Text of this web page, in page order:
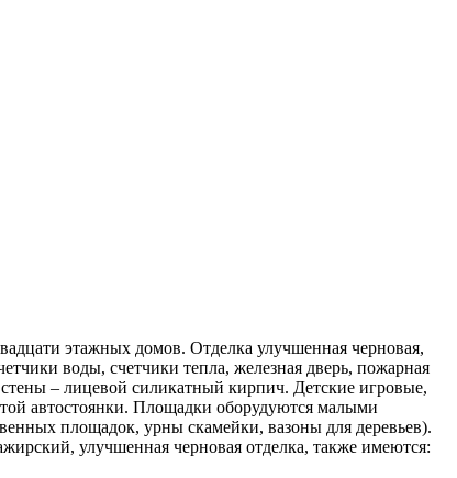
этажных домов. Отделка улучшенная черновая,
воды, счетчики тепла, железная дверь, пожарная
– лицевой силикатный кирпич. Детские игровые,
автостоянки. Площадки оборудуются малыми
площадок, урны скамейки, вазоны для деревьев).
улучшенная черновая отделка, также имеются: